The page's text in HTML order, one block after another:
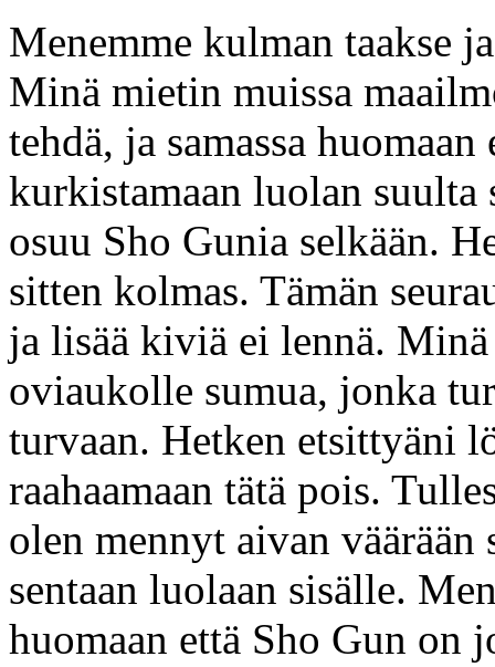
Menemme kulman taakse
Minä mietin muissa
tehdä, ja samassa
kurkistamaan luolan
osuu Sho Gunia selkään.
sitten kolmas. Tämän
ja lisää kiviä ei lennä.
oviaukolle sumua, jonka
turvaan. Hetken etsittyäni
raahaamaan tätä pois.
olen mennyt aivan väärään
sentaan luolaan sisälle.
huomaan että Sho Gun on